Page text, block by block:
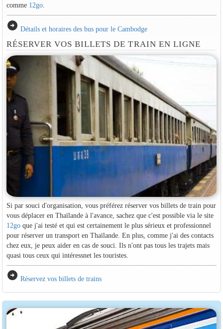
comme 12go.
arrow_circle_right Détails et horaires des bus pour le Cambodge
RÉSERVER VOS BILLETS DE TRAIN EN LIGNE
Si par souci d'organisation, vous préférez réserver vos billets de train pour
vous déplacer en Thaïlande à l'avance, sachez que c'est possible via le site
12goque j'ai testé et qui est certainement le plus sérieux et professionnel
pour réserver un transport en Thaïlande. En plus, comme j'ai des contacts
chez eux, je peux aider en cas de souci. Ils n'ont pas tous les trajets mais
quasi tous ceux qui intéressnet les touristes.
arrow_circle_right Réservez vos billets de trains